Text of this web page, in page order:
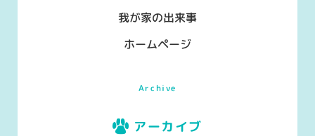
我が家の出来事
ホームページ
Archive
アーカイブ